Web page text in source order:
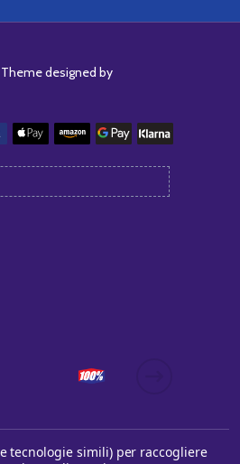
designed by
tecnologie simili) per raccogliere